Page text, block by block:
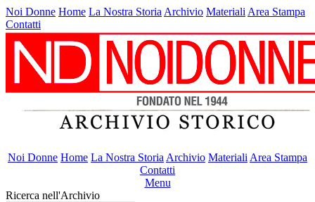
Noi Donne Home La Nostra Storia Archivio Materiali Area Stampa
Contatti
Noi Donne Home La Nostra Storia Archivio Materiali Area Stampa
Contatti
Menu
Ricerca nell'Archivio